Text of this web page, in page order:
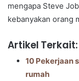
mengapa Steve
kebanyakan orang
Artikel Terkait:
10 Pekerjaan
rumah